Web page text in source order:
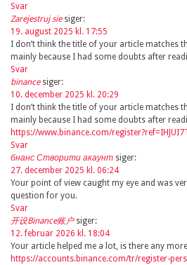
Svar
Zarejestruj sie siger:
19. august 2025 kl. 17:55
I don’t think the title of your article matches
mainly because I had some doubts after
Svar
binance siger:
10. december 2025 kl. 20:29
I don’t think the title of your article matches
mainly because I had some doubts after
https://www.binance.com/
Svar
бнанс Створити акаунт siger:
27. december 2025 kl. 06:24
Your point of view caught my eye and was
question for you.
Svar
开设Binance账户 siger:
12. februar 2026 kl. 18:04
Your article helped me a lot, is there any
https://accounts.binance.com/tr/register-